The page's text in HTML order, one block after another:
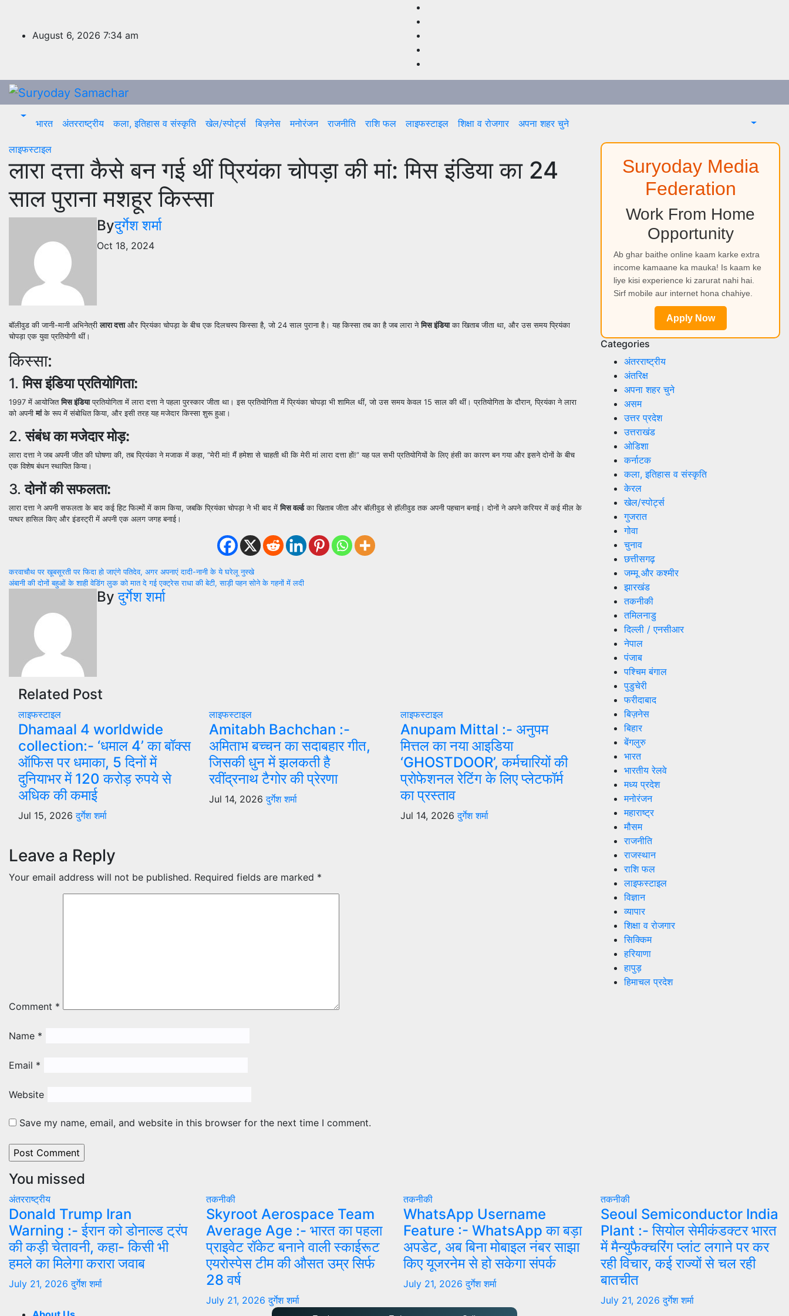
contentAugust 6, 2026 7:34 am
भारत अंतरराष्ट्रीय कला, इतिहास व संस्कृति खेल/स्पोर्ट्स बिज़नेस मनोरंजन राजनीति राशि फल लाइफस्टाइल शिक्षा व रोजगार अपना शहर चुने
लाइफस्टाइल
लारा दत्ता कैसे बन गई थीं प्रियंका चोपड़ा की मां: मिस इंडिया का 24
साल पुराना मशहूर किस्सा
Byदुर्गेश शर्मा
Oct 18, 2024
बॉलीवुड की जानी-मानी अभिनेत्रीलारा दत्ताऔर प्रियंका चोपड़ा के बीच एक दिलचस्प किस्सा है, जो 24 साल पुराना है। यह किस्सा तब का है जब लारा नेमिस इंडियाका खिताब जीता था, और उस समय प्रियंका
चोपड़ा एक युवा प्रतियोगी थीं।
किस्सा:
1.मिस इंडिया प्रतियोगिता:
1997 में आयोजितमिस इंडियाप्रतियोगिता में लारा दत्ता ने पहला पुरस्कार जीता था। इस प्रतियोगिता में प्रियंका चोपड़ा भी शामिल थीं, जो उस समय केवल 15 साल की थीं। प्रतियोगिता के दौरान, प्रियंका ने लारा
को अपनीमांके रूप में संबोधित किया, और इसी तरह यह मजेदार किस्सा शुरू हुआ।
2.संबंध का मजेदार मोड़:
लारा दत्ता ने जब अपनी जीत की घोषणा की, तब प्रियंका ने मजाक में कहा, “मेरी मां! मैं हमेशा से चाहती थी कि मेरी मां लारा दत्ता हों!” यह पल सभी प्रतियोगियों के लिए हंसी का कारण बन गया और इसने दोनों के बीच
एक विशेष बंधन स्थापित किया।
3.दोनों की सफलता:
लारा दत्ता ने अपनी सफलता के बाद कई हिट फिल्मों में काम किया, जबकि प्रियंका चोपड़ा ने भी बाद मेंमिस वर्ल्डका खिताब जीता और बॉलीवुड से हॉलीवुड तक अपनी पहचान बनाई। दोनों ने अपने करियर में कई मील के
पत्थर हासिल किए और इंडस्ट्री में अपनी एक अलग जगह बनाई।
Post
navigation
करवाचौथ पर खूबसूरती पर फिदा हो जाएंगे पतिदेव, अगर अपनाएं दादी-नानी के ये घरेलू नुस्खे
अंबानी की दोनों बहुओं के शाही वेडिंग लुक को मात दे गई एक्ट्रेस राधा की बेटी, साड़ी पहन सोने के गहनों में लदी
Byदुर्गेश शर्मा
Related Post
लाइफस्टाइल
Dhamaal 4 worldwide
collection:- ‘धमाल 4’ का बॉक्स
ऑफिस पर धमाका, 5 दिनों में
दुनियाभर में 120 करोड़ रुपये से
अधिक की कमाई
Jul 15, 2026दुर्गेश शर्मा
लाइफस्टाइल
Amitabh Bachchan :-
अमिताभ बच्चन का सदाबहार गीत,
जिसकी धुन में झलकती है
रवींद्रनाथ टैगोर की प्रेरणा
Jul 14, 2026दुर्गेश शर्मा
लाइफस्टाइल
Anupam Mittal :- अनुपम
मित्तल का नया आइडिया
‘GHOSTDOOR’, कर्मचारियों की
प्रोफेशनल रेटिंग के लिए प्लेटफॉर्म
का प्रस्ताव
Jul 14, 2026दुर्गेश शर्मा
Leave a Reply
Your email address will not be published. Required fields are marked *
Comment *
Name *
Email *
Website
Save my name, email, and website in this browser for the next time I comment.
Suryoday Media
Federation
Work From Home
Opportunity
Ab ghar baithe online kaam karke extra
income kamaane ka mauka! Is kaam ke
liye kisi experience ki zarurat nahi hai.
Sirf mobile aur internet hona chahiye.
Apply Now
Categories
अंतरराष्ट्रीय
अंतरिक्ष
अपना शहर चुने
असम
उत्तर प्रदेश
उत्तराखंड
ओडिशा
कर्नाटक
कला, इतिहास व संस्कृति
केरल
खेल/स्पोर्ट्स
गुजरात
गोवा
चुनाव
छत्तीसगढ़
जम्मू और कश्मीर
झारखंड
तकनीकी
तमिलनाडु
दिल्ली / एनसीआर
नेपाल
पंजाब
पश्चिम बंगाल
पुडुचेरी
फरीदाबाद
बिज़नेस
बिहार
बेंगलुरु
भारत
भारतीय रेलवे
मध्य प्रदेश
मनोरंजन
महाराष्ट्र
मौसम
राजनीति
राजस्थान
राशि फल
लाइफस्टाइल
विज्ञान
व्यापार
शिक्षा व रोजगार
सिक्किम
हरियाणा
हापुड़
हिमाचल प्रदेश
You missed
अंतरराष्ट्रीय
Donald Trump Iran
Warning :- ईरान को डोनाल्ड ट्रंप
की कड़ी चेतावनी, कहा- किसी भी
हमले का मिलेगा करारा जवाब
July 21, 2026दुर्गेश शर्मा
तकनीकी
Skyroot Aerospace Team
Average Age :- भारत का पहला
प्राइवेट रॉकेट बनाने वाली स्काईरूट
एयरोस्पेस टीम की औसत उम्र सिर्फ
28 वर्ष
July 21, 2026दुर्गेश शर्मा
तकनीकी
WhatsApp Username
Feature :- WhatsApp का बड़ा
अपडेट, अब बिना मोबाइल नंबर साझा
किए यूजरनेम से हो सकेगा संपर्क
July 21, 2026दुर्गेश शर्मा
तकनीकी
Seoul Semiconductor India
Plant :- सियोल सेमीकंडक्टर भारत
में मैन्युफैक्चरिंग प्लांट लगाने पर कर
रही विचार, कई राज्यों से चल रही
बातचीत
July 21, 2026दुर्गेश शर्मा